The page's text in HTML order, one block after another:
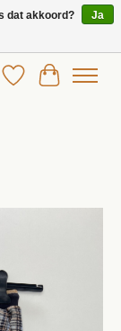
Verlanglijst
dat akkoord?
Ja